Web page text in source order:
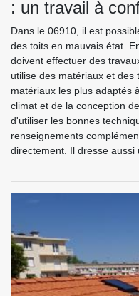
: un travail à
Dans le 06910, il est
des toits en mauvais état.
doivent effectuer des
utilise des matériaux et
matériaux les plus adaptés
climat et de la conception
d'utiliser les bonnes
renseignements
directement. Il dresse aussi